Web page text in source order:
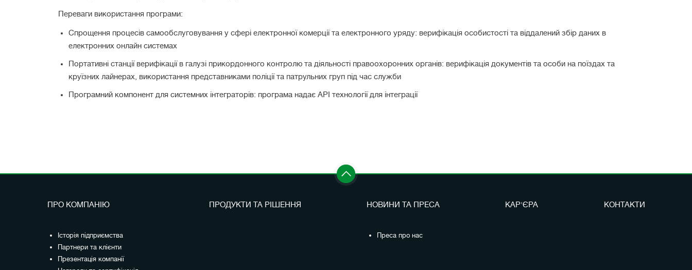
Переваги використання програми:
Спрощення процесів самообслуговування у сфері електронної комерції та електронного уряду: верифікація особистості та віддалений збір даних в
електронних онлайн системах
Портативні станції верифікації в галузі прикордонного контролю та діяльності правоохоронних органів: верифікація документів та особи на поїздах та
круїзних лайнерах, використання представниками поліції та патрульних груп під час служби
Програмний компонент для системних інтеграторів: програма надає API технології для інтеграції
ПРО КОМПАНІЮ
Історія підприємства
Партнери та клієнти
Презентація компанії
ПРОДУКТИ ТА РІШЕННЯ НОВИНИ ТА ПРЕСА
Преса про нас
КАР'ЄРА КОНТАКТИ